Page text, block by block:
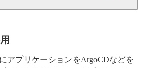
アプリケーションをArgoCDなどを